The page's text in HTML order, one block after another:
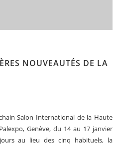
NOUVEAUTÉS DE LA
Salon International de la Haute
Genève, du 14 au 17 janvier
au lieu des cinq habituels, la